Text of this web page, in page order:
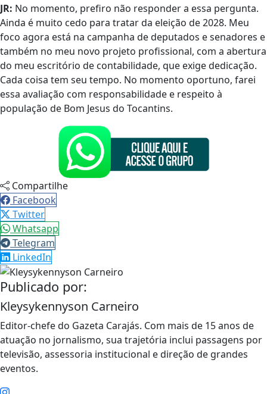
JR: No momento, prefiro não responder a essa pergunta.
Ainda é muito cedo para tratar da eleição de 2028. Meu
foco agora está na campanha de deputados e senadores e
também no meu novo projeto profissional, com a abertura
do meu escritório de contabilidade, que exige dedicação.
Cada coisa tem seu tempo. No momento oportuno, farei
essa avaliação com responsabilidade e respeito à
população de Bom Jesus do Tocantins.
Compartilhe
Facebook
Twitter
Whatsapp
Telegram
LinkedIn
Publicado por:
Kleysykennyson Carneiro
Editor-chefe do Gazeta Carajás. Com mais de 15 anos de
atuação no jornalismo, sua trajetória inclui passagens por
televisão, assessoria institucional e direção de grandes
eventos.